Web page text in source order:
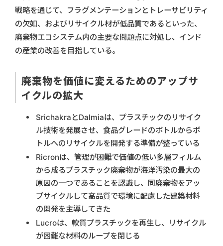
戦略を通じて、フラグメンテーションとトレーサビリティ
の欠如、およびリサイクル材が低品質であるといった、
廃棄物エコシステム内の主要な問題点に対処し、インド
の産業の改善を目指している。
廃棄物を価値に変えるためのアップサ
イクルの拡大
SrichakraとDalmiaは、プラスチックのリサイク
ル技術を発展させ、食品グレードのボトルからボ
トルへのリサイクルを開発する準備が整っている
Ricronは、管理が困難で価値の低い多層フィルム
から成るプラスチック廃棄物が海洋汚染の最大の
原因の一つであることを認識し、同廃棄物をアッ
プサイクルして高品質で環境に配慮した建築材料
の開発を主導してきた
Lucroは、軟質プラスチックを再生し、リサイクル
が困難な材料のループを閉じる